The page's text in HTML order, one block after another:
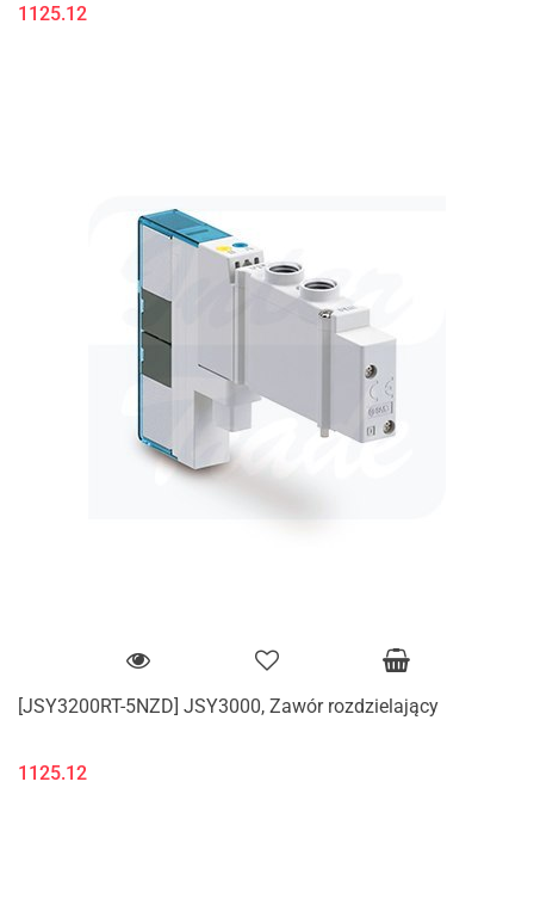
1125.12
[JSY3200RT-5NZD] JSY3000, Zawór rozdzielający
1125.12